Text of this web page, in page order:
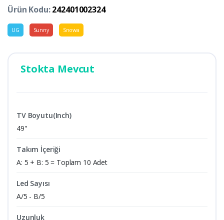
Ürün Kodu:242401002324
UG Sunny Snowa
Stokta Mevcut
TV Boyutu(Inch)
49"
Takım İçeriği
A: 5 + B: 5 = Toplam 10 Adet
Led Sayısı
A/5 - B/5
Uzunluk